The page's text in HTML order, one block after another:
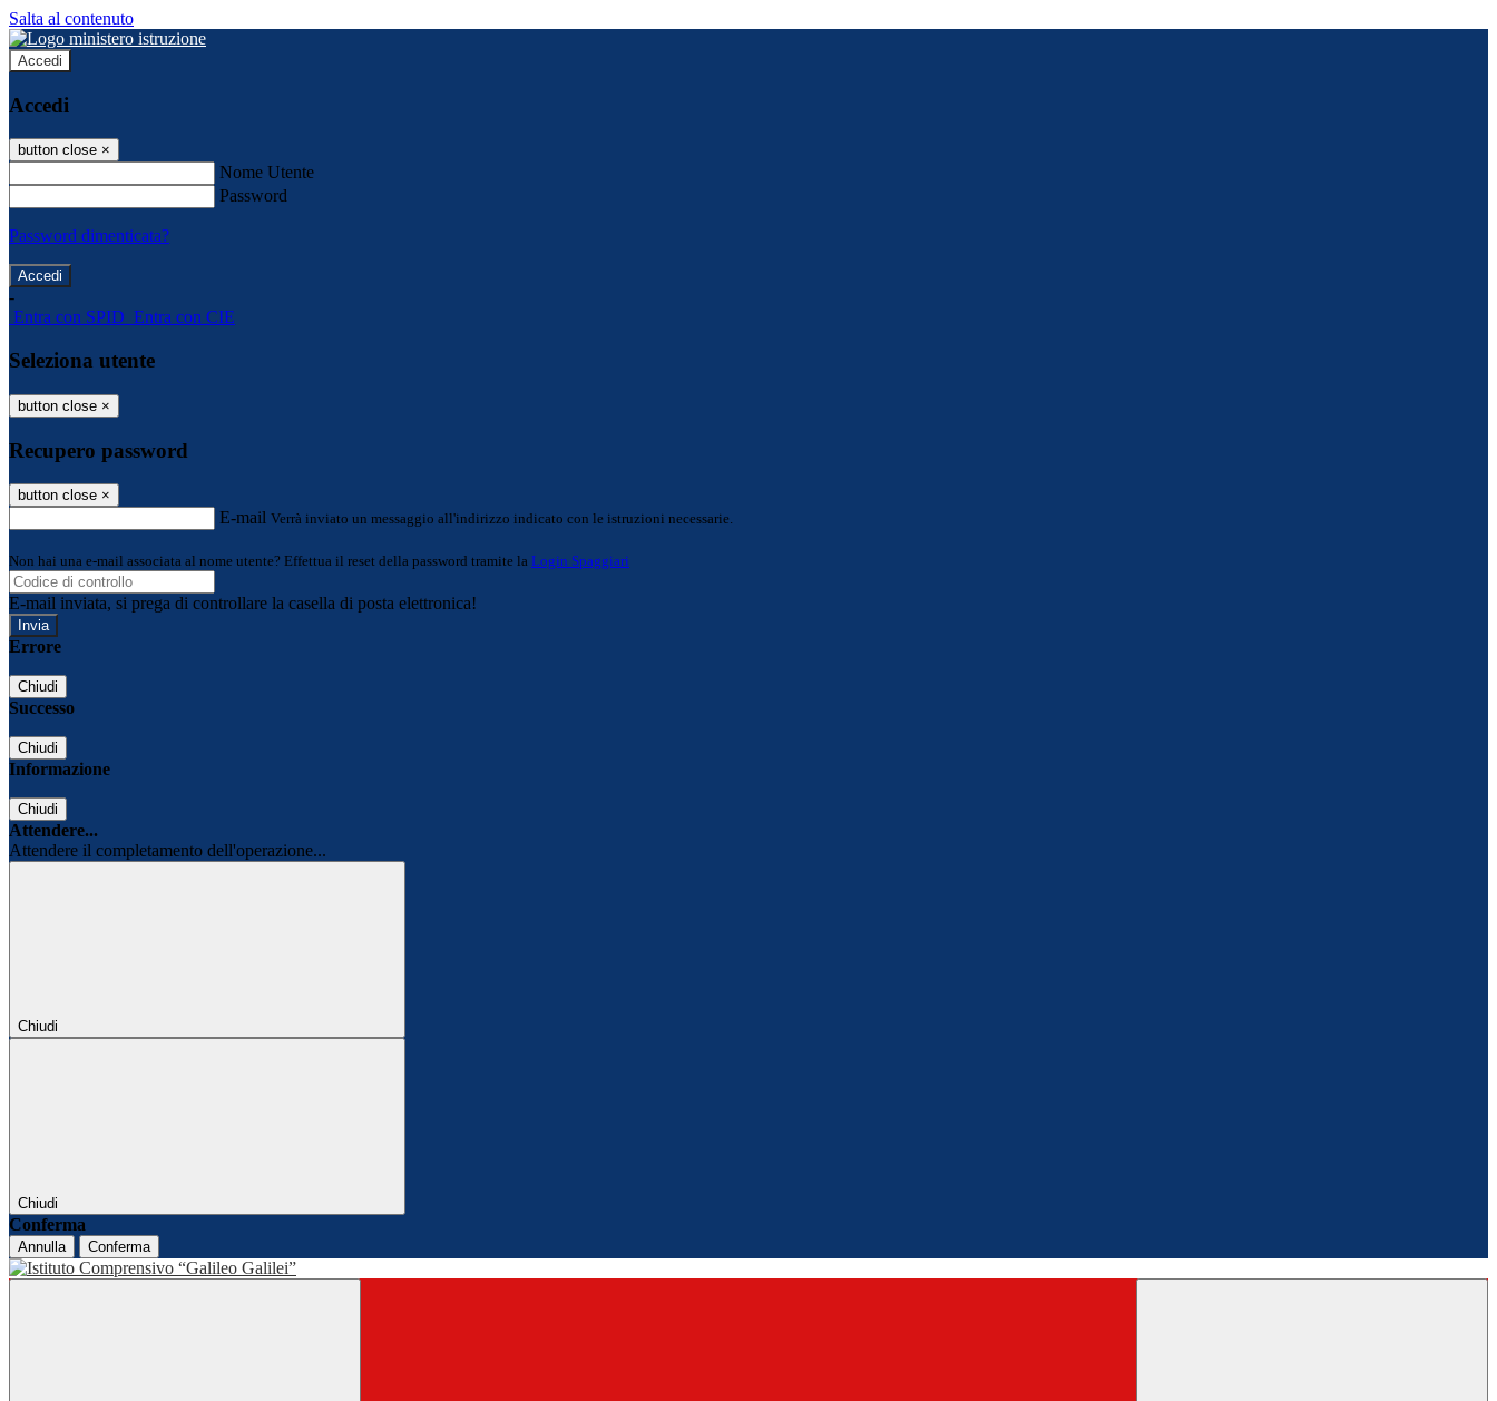
Salta al contenuto
Accedi
Accedi
button close ×
Nome Utente
Password
Password dimenticata?
-
Entra con SPID Entra con CIE
Seleziona utente
button close ×
Recupero password
button close ×
E-mail Verrà inviato un messaggio all'indirizzo indicato con le istruzioni necessarie.
Non hai una e-mail associata al nome utente? Effettua il reset della password tramite la Login Spaggiari
E-mail inviata, si prega di controllare la casella di posta elettronica!
Errore
Chiudi
Successo
Chiudi
Informazione
Chiudi
Attendere...
Attendere il completamento dell'operazione...
Chiudi
Chiudi
Conferma
Annulla Conferma